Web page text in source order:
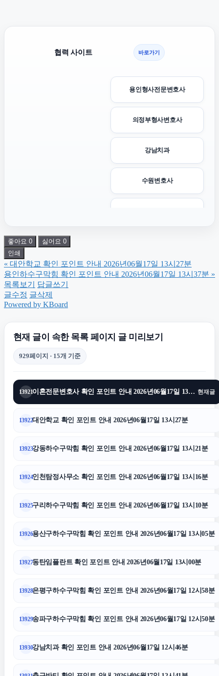
협력 사이트 바로가기
용인형사전문변호사
의정부형사변호사
강남치과
수원변호사
서초하수구막힘
금천하수구막힘
흥신소
하남하수구막힘
동대문구하수구막힘
좋아요 0 싫어요 0
인쇄
« 대안학교 확인 포인트 안내 2026년06월17일 13시27분
용인하수구막힘 확인 포인트 안내 2026년06월17일 13시37분 »
목록보기
답글쓰기
글수정 글삭제
Powered by KBoard
현재 글이 속한 목록 페이지 글 미리보기
929페이지 · 15개 기준
13921 이혼전문변호사 확인 포인트 안내 2026년06월17일 13시31분 현재글
13922대안학교 확인 포인트 안내 2026년06월17일 13시27분
13923강동하수구막힘 확인 포인트 안내 2026년06월17일 13시21분
13924인천탐정사무소 확인 포인트 안내 2026년06월17일 13시16분
13925구리하수구막힘 확인 포인트 안내 2026년06월17일 13시10분
13926용산구하수구막힘 확인 포인트 안내 2026년06월17일 13시05분
13927동탄임플란트 확인 포인트 안내 2026년06월17일 13시00분
13928은평구하수구막힘 확인 포인트 안내 2026년06월17일 12시58분
13929송파구하수구막힘 확인 포인트 안내 2026년06월17일 12시50분
13930강남치과 확인 포인트 안내 2026년06월17일 12시46분